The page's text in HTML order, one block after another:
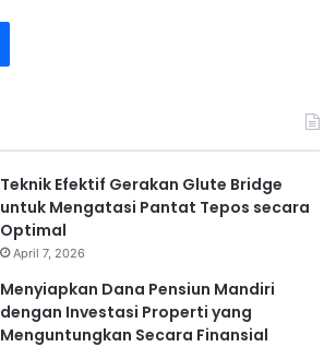
Teknik Efektif Gerakan Glute Bridge
untuk Mengatasi Pantat Tepos secara
Optimal
April 7, 2026
Menyiapkan Dana Pensiun Mandiri
dengan Investasi Properti yang
Menguntungkan Secara Finansial